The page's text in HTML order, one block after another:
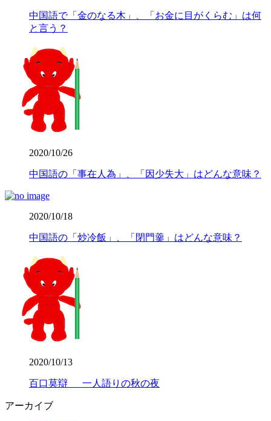
中国語で「金のなる木」、「お金に目がくらむ」は何
と言う？
2020/10/26
中国語の「事在人為」、「因少失大」はどんな意味？
2020/10/18
中国語の「炒冷飯」、「閉門羹」はどんな意味？
2020/10/13
百口莫辯 一人語りの秋の夜
アーカイブ